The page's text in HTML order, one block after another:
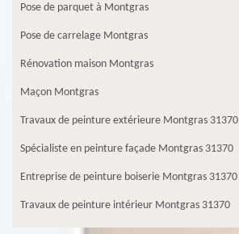
Pose de parquet à Montgras
Pose de carrelage Montgras
Rénovation maison Montgras
Maçon Montgras
Travaux de peinture extérieure Montgras 31370
Spécialiste en peinture façade Montgras 31370
Entreprise de peinture boiserie Montgras 31370
Travaux de peinture intérieur Montgras 31370